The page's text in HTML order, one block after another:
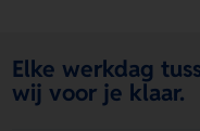
Elke werkdag
wij voor je klaar.